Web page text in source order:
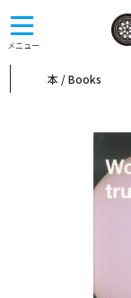
メニュー
toggle
navigation
本 / Books